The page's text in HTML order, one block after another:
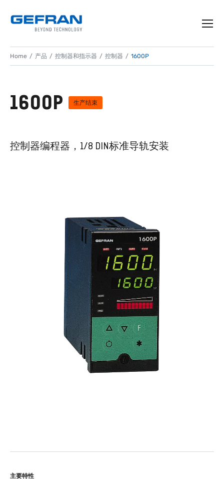
Home 产品 控制器和指示器 控制器 1600P
1600P 生产结束
控制器编程器，1/8 DIN标准导轨安装
主要特性